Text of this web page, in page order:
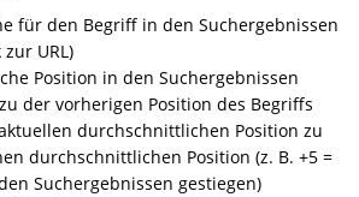
für den Begriff in den Suchergebnissen
URL)
Position in den Suchergebnissen
der vorherigen Position des Begriffs
durchschnittlichen Position zu
durchschnittlichen Position (z. B. +5 =
Suchergebnissen gestiegen)